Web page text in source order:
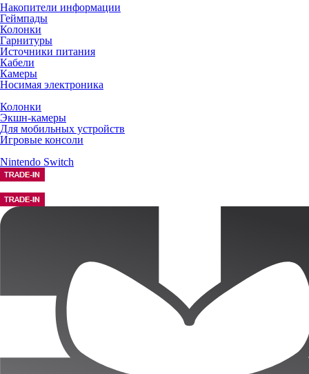
Накопители информации
Геймпады
Колонки
Гарнитуры
Источники питания
Кабели
Камеры
Носимая электроника
Колонки
Экшн-камеры
Для мобильных устройств
Игровые консоли
Nintendo Switch